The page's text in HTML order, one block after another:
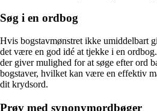
Søg i en ordbog
Hvis bogstavmønstret ikke umiddelbart
det være en god idé at tjekke i en
der giver mulighed for at søge efter ord
bogstaver, hvilket kan være en effektiv
dit krydsord.
Prøv med synonymordbøger